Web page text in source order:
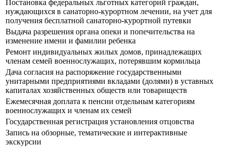
Постановка федеральных льготных категорий граждан,
нуждающихся в санаторно-курортном лечении, на учет для
получения бесплатной санаторно-курортной путевки
Выдача разрешения органа опеки и попечительства на
изменение имени и фамилии ребенка
Ремонт индивидуальных жилых домов, принадлежащих
членам семей военнослужащих, потерявшим кормильца
Дача согласия на распоряжение государственными
унитарными предприятиями вкладами (долями) в уставных
капиталах хозяйственных обществ или товариществ
Ежемесячная доплата к пенсии отдельным категориям
военнослужащих и членам их семей
Государственная регистрация установления отцовства
Запись на обзорные, тематические и интерактивные
экскурсии